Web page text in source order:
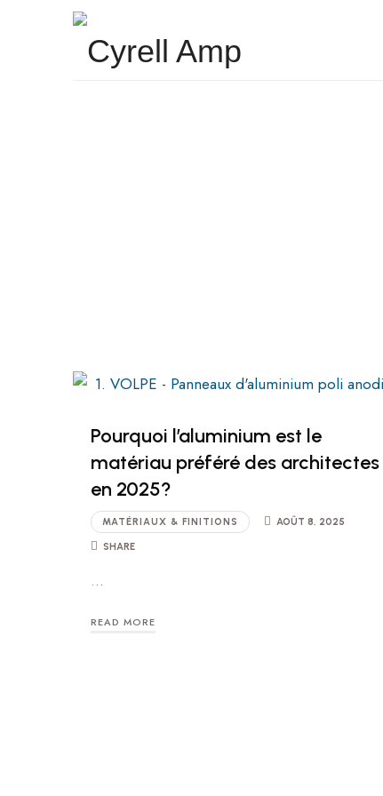
Cyrell Amp
Pourquoi l’aluminium est le
matériau préféré des architectes
en 2025?
MATÉRIAUX & FINITIONS AOÛT 8, 2025
SHARE
…
READ MORE